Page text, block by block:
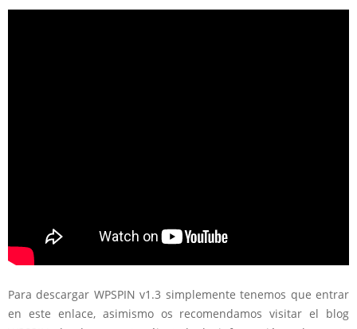
Para descargar WPSPIN v1.3 simplemente tenemos que entrar
en este enlace, asimismo os recomendamos visitar el blog